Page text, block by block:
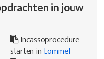
in jouw
Incassoprocedure
starten in Lommel